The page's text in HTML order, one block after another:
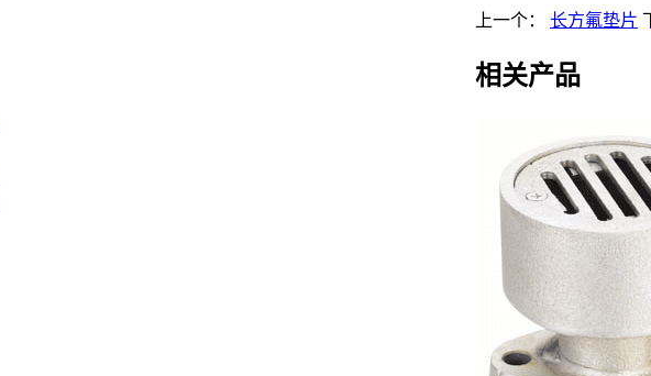
上一个： 长方氟垫片
相关产品